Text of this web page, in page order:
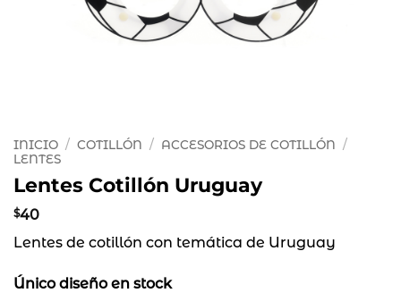
INICIO / COTILLÓN / ACCESORIOS DE COTILLÓN /
LENTES
Lentes Cotillón Uruguay
$40
Lentes de cotillón con temática de Uruguay
Único diseño en stock